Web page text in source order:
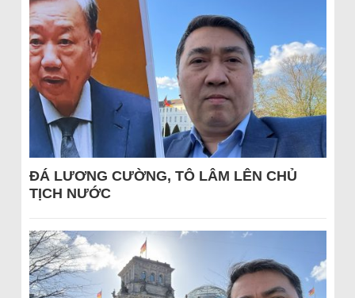
ĐÁ LƯƠNG CƯỜNG, TÔ LÂM LÊN CHỦ
TỊCH NƯỚC